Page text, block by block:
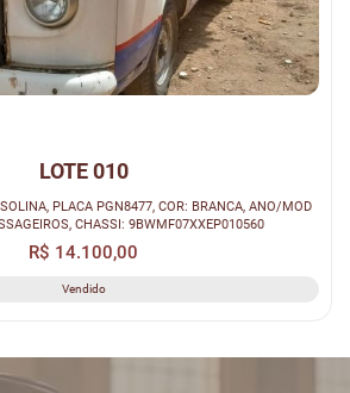
LOTE 010
PLACA PGN8477, COR: BRANCA, ANO/MOD
CHASSI: 9BWMF07XXEP010560
R$ 14.100,00
Vendido